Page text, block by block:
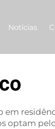
Notícias